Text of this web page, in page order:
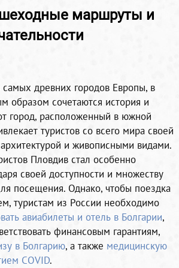
маршруты и
древних городов Европы, в
образом сочетаются история и
город, расположенный в южной
туристов со всего мира своей
архитектурой и живописными видами.
Пловдив стал особенно
своей доступности и множеству
посещения. Однако, чтобы поездка
туристам из России необходимо
авиабилеты и отель в Болгарии,
финансовым гарантиям,
в Болгарию, а также медицинскую
COVID.